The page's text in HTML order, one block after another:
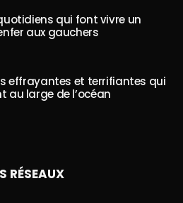
qui font vivre un
aux gauchers
effrayantes et terrifiantes qui
au large de l’océan
RÉSEAUX